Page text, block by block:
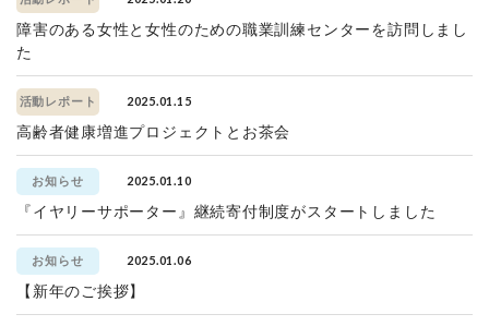
障害のある女性と女性のための職業訓練センターを訪問しまし
た
活動レポート 2025.01.15
高齢者健康増進プロジェクトとお茶会
お知らせ 2025.01.10
『イヤリーサポーター』継続寄付制度がスタートしました
お知らせ 2025.01.06
【新年のご挨拶】